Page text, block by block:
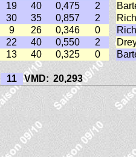
19 40 0,475 2
30 35 0,857 2
9 26 0,346 0
22 40 0,550 2
13 40 0,325 0
11 VMD: 20,293